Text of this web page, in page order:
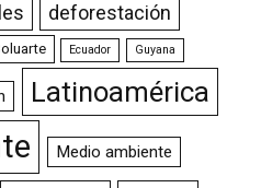
deforestación
Ecuador Guyana
Latinoamérica
Medio ambiente